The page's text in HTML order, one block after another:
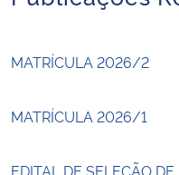
MATRÍCULA 2026/2
MATRÍCULA 2026/1
EDITAL DE SELEÇÃO